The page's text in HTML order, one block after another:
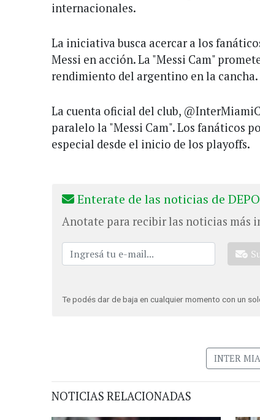
internacionales.
La iniciativa busca acercar a los
Messi en acción. La "Messi Cam"
rendimiento del argentino en la cancha.
La cuenta oficial del club,
paralelo la "Messi Cam". Los fanáticos
especial desde el inicio de los playoffs.
Enterate de las noticias de
Anotate para recibir las noticias más
Te podés dar de baja en cualquier momento con un
INTER
NOTICIAS RELACIONADAS